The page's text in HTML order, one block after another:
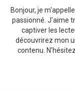
Bonjour, je
passionné. J'aime
captiver les
découvrirez mon
contenu.